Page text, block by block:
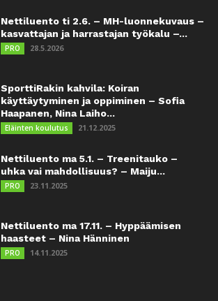
Nettiluento ti 2.6. – MH-luonnekuvaus –
kasvattajan ja harrastajan työkalu –...
PRO 28.5.2026
SporttiRakin kahvila: Koiran
käyttäytyminen ja oppiminen – Sofia
Haapanen, Nina Laiho...
Eläinten koulutus 21.12.2025
Nettiluento ma 5.1. – Treenitauko –
uhka vai mahdollisuus? – Maiju...
PRO 23.11.2025
Nettiluento ma 17.11. – Hyppäämisen
haasteet – Nina Hänninen
PRO 14.11.2025